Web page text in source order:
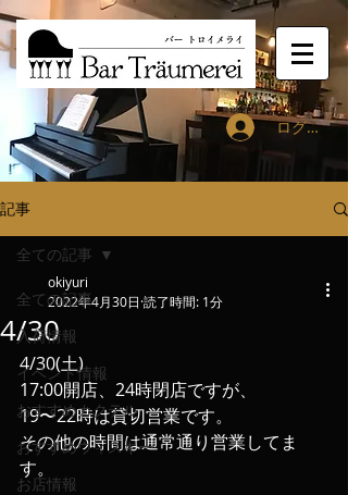
ログイン
記事
全ての記事
入荷情報
イベント情報
おすすめカクテル
おすすめウィスキー
お店情報
全ての記事
4/30
okiyuri
2022年4月30日 読了時間: 1分
4/30(土)
17:00開店、24時閉店ですが、
19〜22時は貸切営業です。
その他の時間は通常通り営業してま
す。